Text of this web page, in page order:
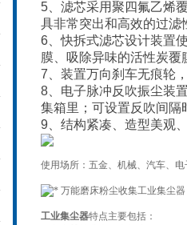
5、滤芯采用聚四氟乙烯
具非常突出和高效的过滤
6、快拆式滤芯设计装置
膜、吸除异味的活性炭覆
7、装置万向刹车无痕轮
8、电子脉冲反吹振尘装
集箱里；可设置反吹间隔
9、结构紧凑、造型美观
使用场所：五金、机械、汽车、
工业集尘器特点主要包括：